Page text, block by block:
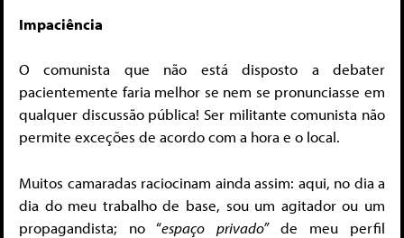
Impaciência
O comunista que não está disposto a debater
pacientemente faria melhor se nem se pronunciasse em
qualquer discussão pública! Ser militante comunista não
permite exceções de acordo com a hora e o local.
Muitos camaradas raciocinam ainda assim: aqui, no dia a
dia do meu trabalho de base, sou um agitador ou um
propagandista; no “espaço privado”de meu perfil